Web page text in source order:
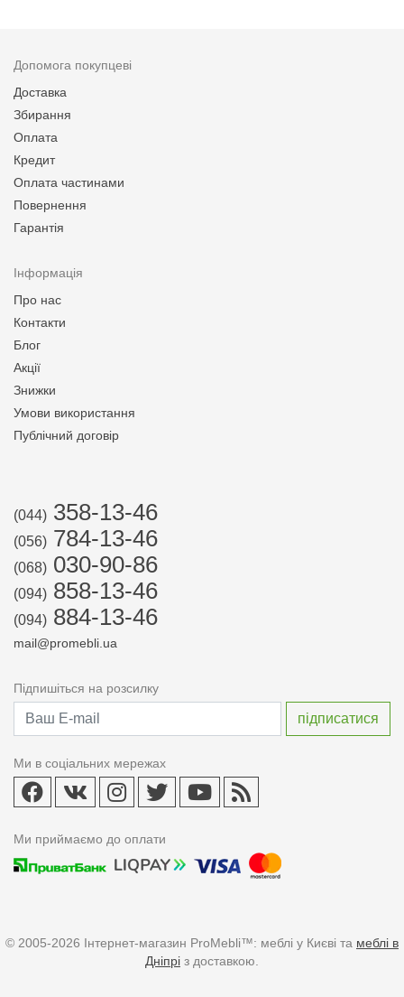
Допомога покупцеві
Доставка
Збирання
Оплата
Кредит
Оплата частинами
Повернення
Гарантія
Інформація
Про нас
Контакти
Блог
Акції
Знижки
Умови використання
Публічний договір
(044) 358-13-46
(056) 784-13-46
(068) 030-90-86
(094) 858-13-46
(094) 884-13-46
mail@promebli.ua
Підпишіться на розсилку
Ми в соціальних мережах
Ми приймаємо до оплати
© 2005-2026 Інтернет-магазин ProMebli™: меблі у Києві та меблі в
Дніпрі з доставкою.